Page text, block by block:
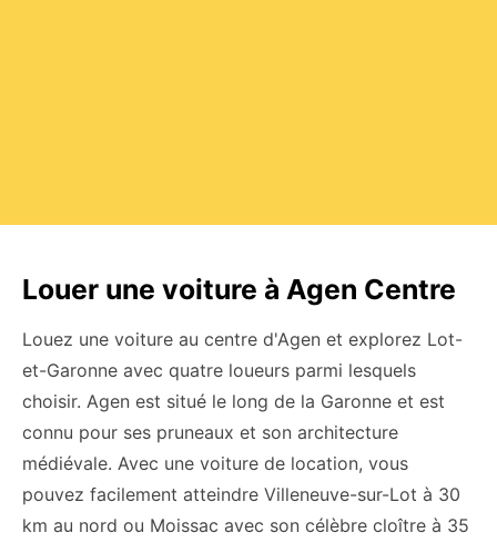
Louer une voiture à Agen Centre
Louez une voiture au centre d'Agen et explorez Lot-
et-Garonne avec quatre loueurs parmi lesquels
choisir. Agen est situé le long de la Garonne et est
connu pour ses pruneaux et son architecture
médiévale. Avec une voiture de location, vous
pouvez facilement atteindre Villeneuve-sur-Lot à 30
km au nord ou Moissac avec son célèbre cloître à 35